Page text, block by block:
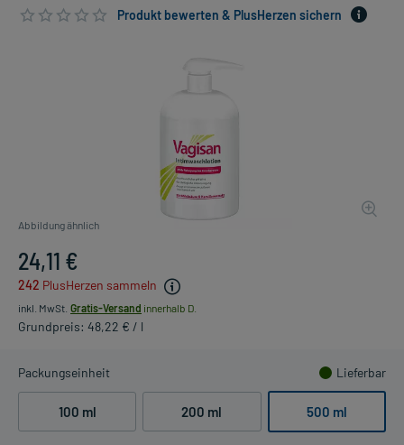
Produkt bewerten & PlusHerzen sichern
Abbildung ähnlich
24,11 €
242 PlusHerzen sammeln
inkl. MwSt. Gratis-Versand innerhalb D.
Grundpreis: 48,22 € / l
Packungseinheit Lieferbar
100 ml 200 ml 500 ml